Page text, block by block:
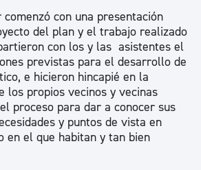
con una presentación
del plan y el trabajo realizado
con los y las asistentes el
previstas para el desarrollo de
e hicieron hincapié en la
los propios vecinos y vecinas
proceso para dar a conocer sus
y puntos de vista en
en el que habitan y tan bien